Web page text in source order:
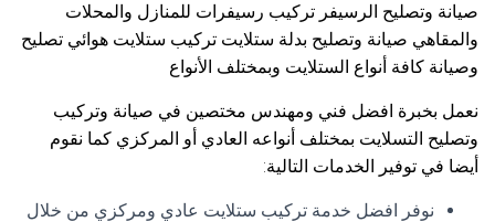
صيانة وتصليح الرسيفر تركيب رسيفرات للمنازل والمحلات
والمقاهي صيانة وتصليح بدلة ستلايت تركيب ستلايت هوائي تصليح
وصيانة كافة أنواع الستلايت وبمختلف الأنواع
نعمل بخبرة افضل فني ومهندس مختصين في صيانة وتركيب
وتصليح التسلايت بمختلف أنواعه العادي أو المركزي كما نقوم
أيضا في توفير الخدمات التالية:
نوفر افضل خدمة تركيب ستلايت عادي ومركزي من خلال